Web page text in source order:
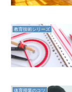
教育技術シリーズ
体育授業のコツ